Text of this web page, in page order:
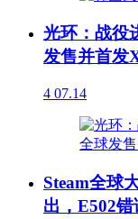
光环：战役
发售并首发
4 07.14
Steam全球
出，E502